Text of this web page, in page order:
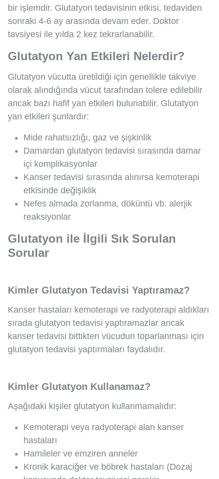
bir işlemdir. Glutatyon tedavisinin etkisi, tedaviden
sonraki 4-6 ay arasında devam eder. Doktor
tavsiyesi ile yılda 2 kez tekrarlanabilir.
Glutatyon Yan Etkileri Nelerdir?
Glutatyon vücutta üretildiği için genellikle takviye
olarak alındığında vücut tarafından tolere edilebilir
ancak bazı hafif yan etkileri bulunabilir. Glutatyon
yan etkileri şunlardır:
Mide rahatsızlığı, gaz ve şişkinlik
Damardan glutatyon tedavisi sırasında damar
içi komplikasyonlar
Kanser tedavisi sırasında alınırsa kemoterapi
etkisinde değişiklik
Nefes almada zorlanma, döküntü vb. alerjik
reaksiyonlar
Glutatyon ile İlgili Sık Sorulan
Sorular
Kimler Glutatyon Tedavisi Yaptıramaz?
Kanser hastaları kemoterapi ve radyoterapi aldıkları
sırada glutatyon tedavisi yaptıramazlar ancak
kanser tedavisi bittikten vücudun toparlanması için
glutatyon tedavisi yaptırmaları faydalıdır.
Kimler Glutatyon Kullanamaz?
Aşağıdaki kişiler glutatyon kullanmamalıdır:
Kemoterapi veya radyoterapi alan kanser
hastaları
Hamileler ve emziren anneler
Kronik karaciğer ve böbrek hastaları (Dozaj